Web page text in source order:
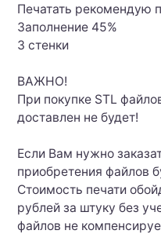
Печатать рекомендую
Заполнение 45%
3 стенки
ВАЖНО!
При покупке STL
доставлен не будет!
Если Вам нужно
приобретения файлов
Стоимость печати
рублей за штуку без
файлов не